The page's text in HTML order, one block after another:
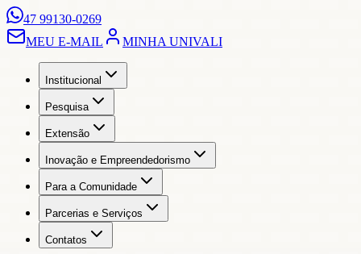
47 99130-0269
MEU E-MAIL
MINHA UNIVALI
Institucional
Pesquisa
Extensão
Inovação e Empreendedorismo
Para a Comunidade
Parcerias e Serviços
Contatos